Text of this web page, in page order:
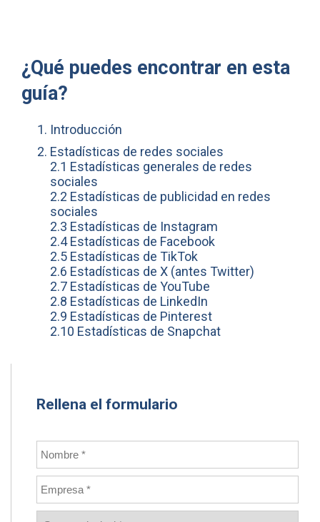
¿Qué puedes encontrar en esta
guía?
Introducción
Estadísticas de redes sociales
2.1 Estadísticas generales de redes
sociales
2.2 Estadísticas de publicidad en redes
sociales
2.3 Estadísticas de Instagram
2.4 Estadísticas de Facebook
2.5 Estadísticas de TikTok
2.6 Estadísticas de X (antes Twitter)
2.7 Estadísticas de YouTube
2.8 Estadísticas de LinkedIn
2.9 Estadísticas de Pinterest
2.10 Estadísticas de Snapchat
Rellena el formulario